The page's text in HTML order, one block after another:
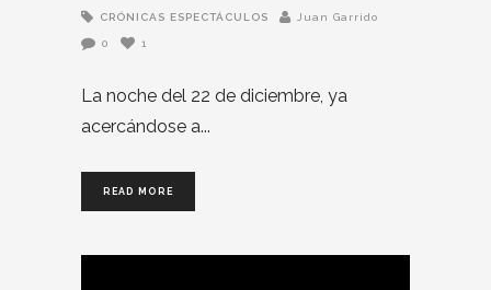
CRÓNICAS ESPECTÁCULOS Juan Garrido
0 1
La noche del 22 de diciembre, ya
acercándose a
READ MORE